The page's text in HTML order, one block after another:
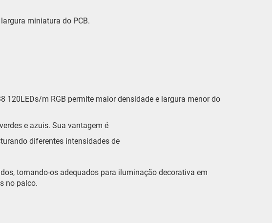
miniatura do PCB.
120LEDs/m RGB permite maior densidade e largura menor do
e azuis. Sua vantagem é
diferentes intensidades de
tornando-os adequados para iluminação decorativa em
no palco.